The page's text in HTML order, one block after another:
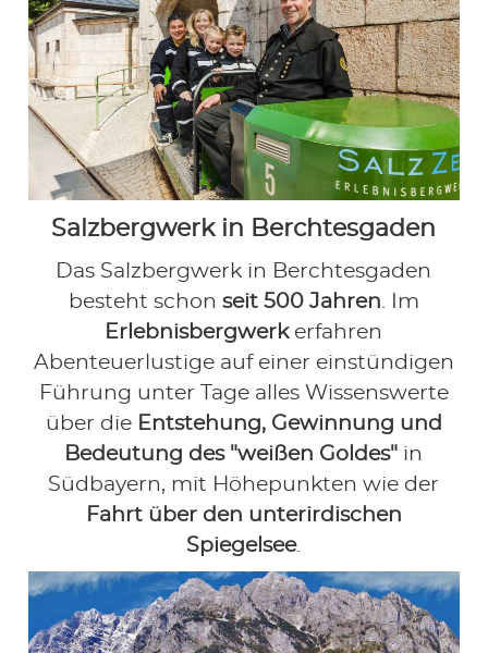
Salzbergwerk in Berchtesgaden
Das Salzbergwerk in Berchtesgaden
besteht schon seit 500 Jahren. Im
Erlebnisbergwerkerfahren
Abenteuerlustige auf einer einstündigen
Führung unter Tage alles Wissenswerte
über dieEntstehung, Gewinnung und
Bedeutung des "weißen Goldes" in
Südbayern, mit Höhepunkten wie der
Fahrt über den unterirdischen
Spiegelsee.